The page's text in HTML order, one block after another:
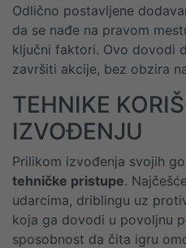
Odlično postavljene
da se nađe na pravom
ključni faktori. Ovo dovodi
završiti akcije, bez obzira
TEHNIKE
IZVOĐENJU
Prilikom izvođenja svojih
tehničke pristupe.
udarcima, driblingu uz
koja ga dovodi u povoljnu
sposobnost da čita igru